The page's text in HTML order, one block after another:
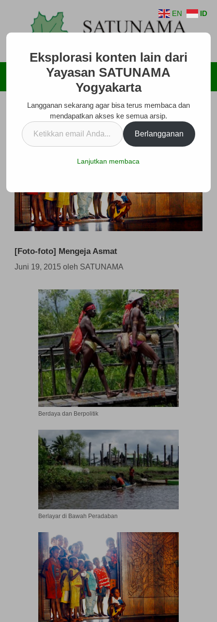
Menu
[Foto-foto] Mengeja Asmat
Juni 19, 2015 oleh SATUNAMA
Berdaya dan Berpolitik
Berlayar di Bawah Peradaban
EN ID
Eksplorasi konten lain dari
Yayasan SATUNAMA
Yogyakarta
Langganan sekarang agar bisa terus membaca dan
mendapatkan akses ke semua arsip.
Ketikkan
email
Berlangganan
Lanjutkan membaca